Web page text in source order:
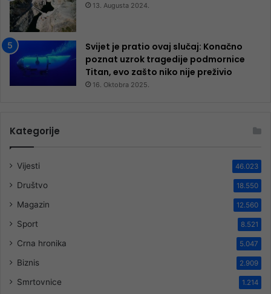
13. Augusta 2024.
Svijet je pratio ovaj slučaj: Konačno
poznat uzrok tragedije podmornice
Titan, evo zašto niko nije preživio
16. Oktobra 2025.
Kategorije
Vijesti 46.023
Društvo 18.550
Magazin 12.560
Sport 8.521
Crna hronika 5.047
Biznis 2.909
Smrtovnice 1.214